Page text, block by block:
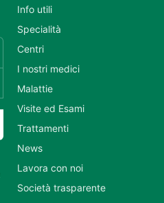
Info utili
Specialità
Centri
I nostri medici
Malattie
Visite ed Esami
Trattamenti
News
Lavora con noi
Società trasparente